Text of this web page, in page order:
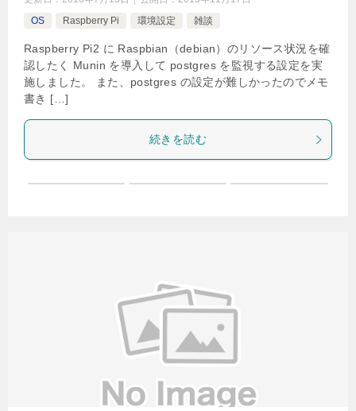
OS
Raspberry Pi 環境設定 雑談
Raspberry Pi2 に Raspbian（debian）のリソース状況を確
認したく Munin を導入して postgres を監視する設定を実
施しました。 また、postgres の設定が難しかったのでメモ
書き […]
続きを読む